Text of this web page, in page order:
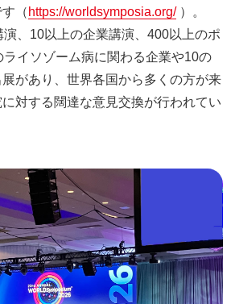
（ https://worldsymposia.org/）。
、10以上の企業講演、400以上のポ
ライソゾーム病に関わる企業や10の
があり、世界各国から多くの方が来
対する闊達な意見交換が行われてい